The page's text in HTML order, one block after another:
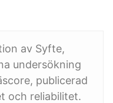
av Syfte,
undersökning
publicerad
och reliabilitet.